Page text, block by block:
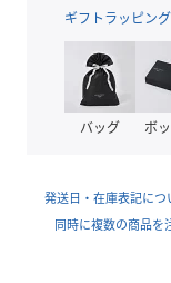
・綿麻混のドライ
・クロシェ柄×ス
・コンパクト丈で
【2026 Spring/
ギフトラッピン
バッグ ボ
発送日・在庫表記につ
同時に複数の商品を